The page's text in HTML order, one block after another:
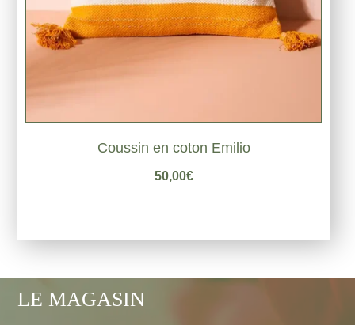
Coussin en coton Emilio
50,00€
LE MAGASIN